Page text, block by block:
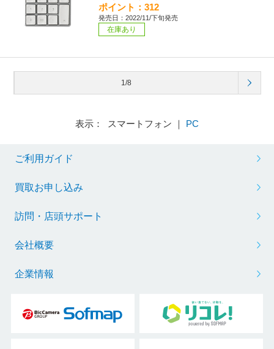
ポイント：312
発売日：2022/11/下旬発売
在庫あり
1/8
表示： スマートフォン ｜ PC
ご利用ガイド
買取お申し込み
訪問・店頭サポート
会社概要
企業情報